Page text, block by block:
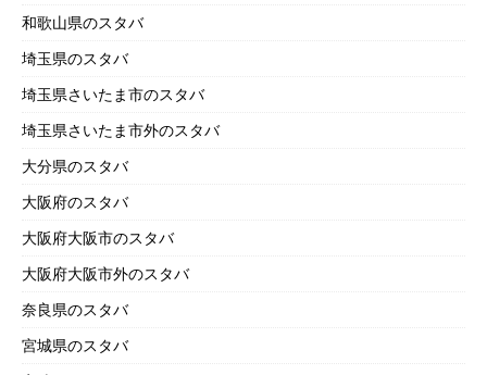
和歌山県のスタバ
埼玉県のスタバ
埼玉県さいたま市のスタバ
埼玉県さいたま市外のスタバ
大分県のスタバ
大阪府のスタバ
大阪府大阪市のスタバ
大阪府大阪市外のスタバ
奈良県のスタバ
宮城県のスタバ